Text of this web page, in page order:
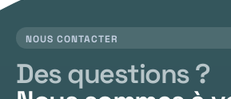
NOUS CONTACTER
Des questions ?